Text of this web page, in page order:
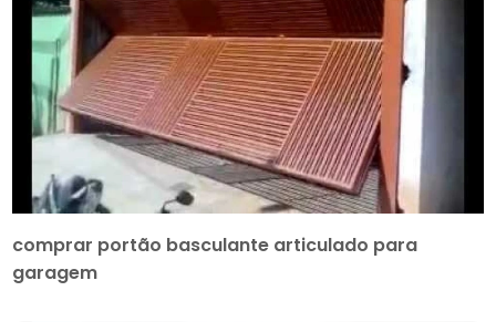
comprar portão basculante articulado para
garagem